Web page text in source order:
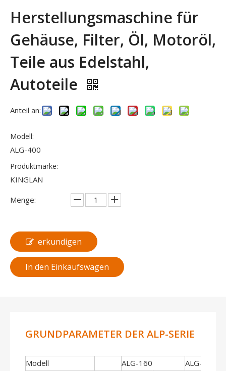
Herstellungsmaschine für
Gehäuse, Filter, Öl, Motoröl,
Teile aus Edelstahl,
Autoteile
Anteil an:
Modell:
ALG-400
Produktmarke:
KINGLAN
Menge:
erkundigen
In den Einkaufswagen
GRUNDPARAMETER DER ALP-SERIE
Modell ALG-160
ALG-200